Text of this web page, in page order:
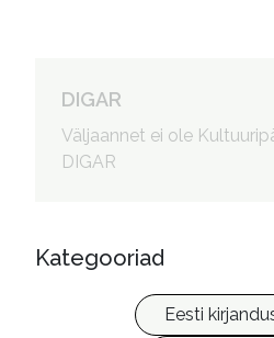
DIGAR
Väljaannet ei ole
DIGAR
Kategooriad
Eesti